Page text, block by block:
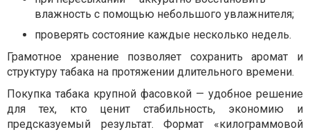
влажность с помощью небольшого увлажнителя;
проверять состояние каждые несколько недель.
Грамотное хранение позволяет сохранить аромат и
структуру табака на протяжении длительного времени.
Покупка табака крупной фасовкой — удобное решение
для тех, кто ценит стабильность, экономию и
предсказуемый результат. Формат «килограммовой